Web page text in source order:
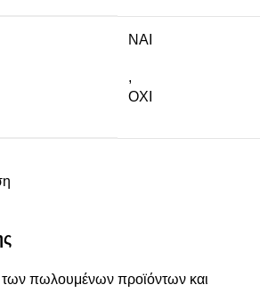
NAI
,
ΟΧΙ
πωλουμένων προϊόντων και